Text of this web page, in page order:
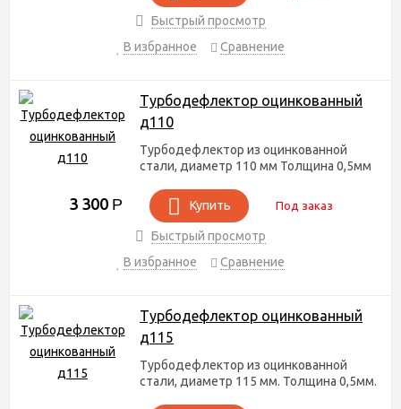
Быстрый просмотр
В избранное
Сравнение
Турбодефлектор оцинкованный
д110
Турбодефлектор из оцинкованной
стали, диаметр 110 мм Толщина 0,5мм
3 300 Р Купить Под заказ
Быстрый просмотр
В избранное
Сравнение
Турбодефлектор оцинкованный
д115
Турбодефлектор из оцинкованной
стали, диаметр 115 мм. Толщина 0,5мм.